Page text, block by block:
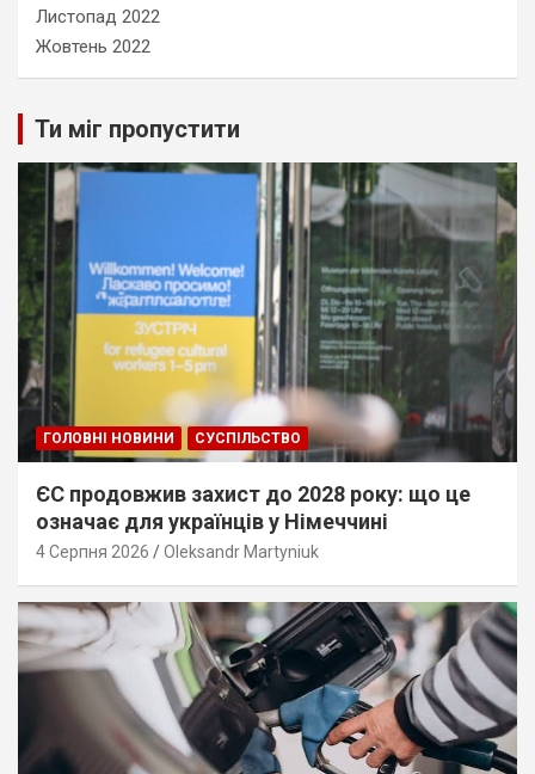
Листопад 2022
Жовтень 2022
Ти міг пропустити
ГОЛОВНІ НОВИНИ СУСПІЛЬСТВО
ЄС продовжив захист до 2028 року: що це
означає для українців у Німеччині
4 Серпня 2026 Oleksandr Martyniuk